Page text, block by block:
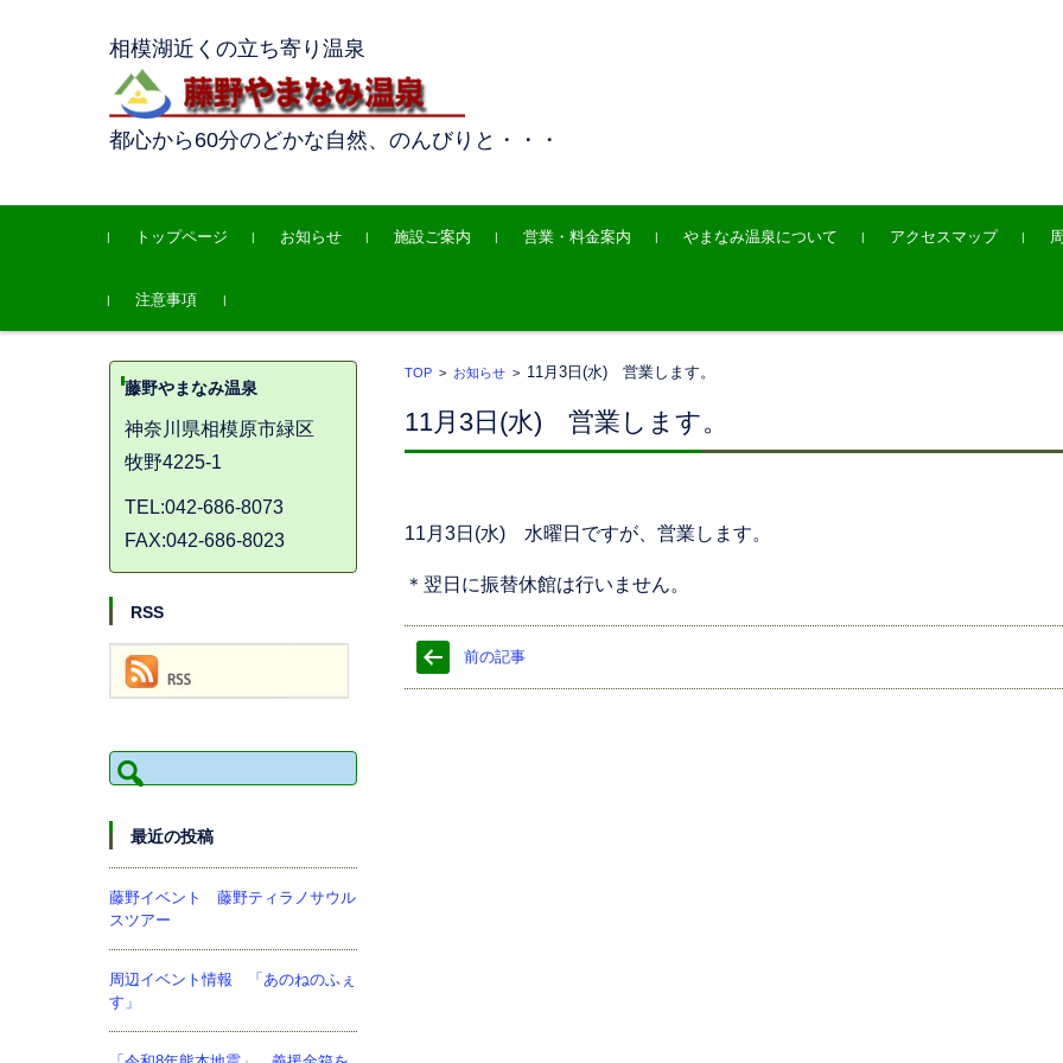
相模湖近くの立ち寄り温泉
都心から60分のどかな自然、のんびりと・・・
コンテンツに移動
トップページ
お知らせ 施設ご案内 営業・料金案内 やまなみ温泉について アクセスマップ
注意事項
TOP> お知らせ> 11月3日(水) 営業します。
11月3日(水) 営業します。
11月3日(水) 水曜日ですが、営業します。
＊翌日に振替休館は行いません。
前の記事
藤野やまなみ温泉
神奈川県相模原市緑区
牧野4225-1
TEL:042-686-8073
FAX:042-686-8023
RSS
検
索:
最近の投稿
藤野イベント 藤野ティラノサウル
スツアー
周辺イベント情報 「あのねのふぇ
す」